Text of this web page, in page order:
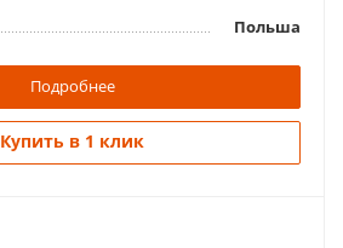
Польша
Подробнее
Купить в 1 клик